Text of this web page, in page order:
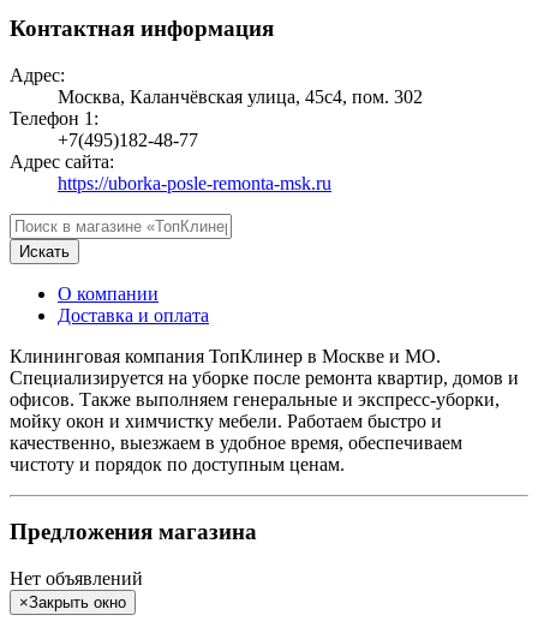
Контактная информация
Адрес:
Москва, Каланчёвская улица, 45с4, пом. 302
Телефон 1:
+7(495)182-48-77
Адрес сайта:
https://uborka-posle-remonta-msk.ru
Искать
О компании
Доставка и оплата
Клининговая компания ТопКлинер в Москве и МО.
Специализируется на уборке после ремонта квартир, домов и
офисов. Также выполняем генеральные и экспресс-уборки,
мойку окон и химчистку мебели. Работаем быстро и
качественно, выезжаем в удобное время, обеспечиваем
чистоту и порядок по доступным ценам.
Предложения магазина
Нет объявлений
×Закрыть окно